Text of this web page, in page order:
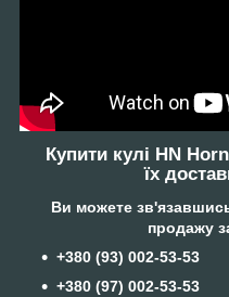
Купити кулі HN
їх
Ви можете
продажу
+380 (93) 002-53-53
+380 (97) 002-53-53